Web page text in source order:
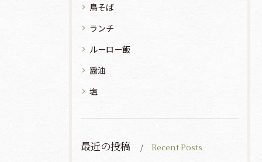
鳥そば
ランチ
ルーロー飯
醤油
塩
最近の投稿 Recent Posts